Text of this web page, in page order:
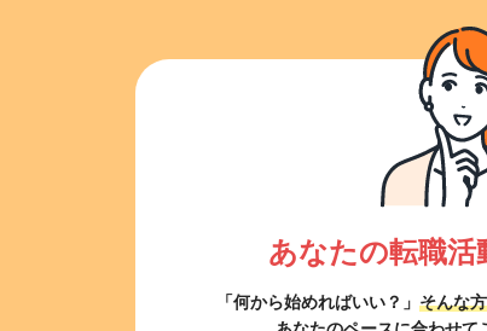
あなたの転職活
「何から始めればいい？」 そんな